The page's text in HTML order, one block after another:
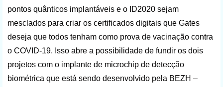
pontos quânticos implantáveis ​​e o ID2020 sejam
mesclados para criar os certificados digitais que Gates
deseja que todos tenham como prova de vacinação contra
o COVID-19. Isso abre a possibilidade de fundir os dois
projetos com o implante de microchip de detecção
biométrica que está sendo desenvolvido pela BEZH –